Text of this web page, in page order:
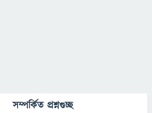
সম্পর্কিত প্রশ্নগুচ্ছ